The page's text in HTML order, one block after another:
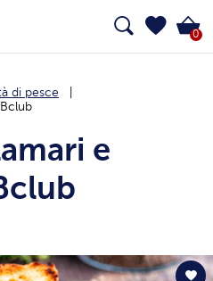
0
di pesce
e